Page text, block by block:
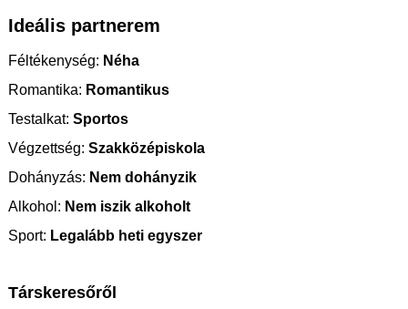
Ideális partnerem
Féltékenység: Néha
Romantika: Romantikus
Testalkat: Sportos
Végzettség: Szakközépiskola
Dohányzás: Nem dohányzik
Alkohol: Nem iszik alkoholt
Sport: Legalább heti egyszer
Társkeresőről